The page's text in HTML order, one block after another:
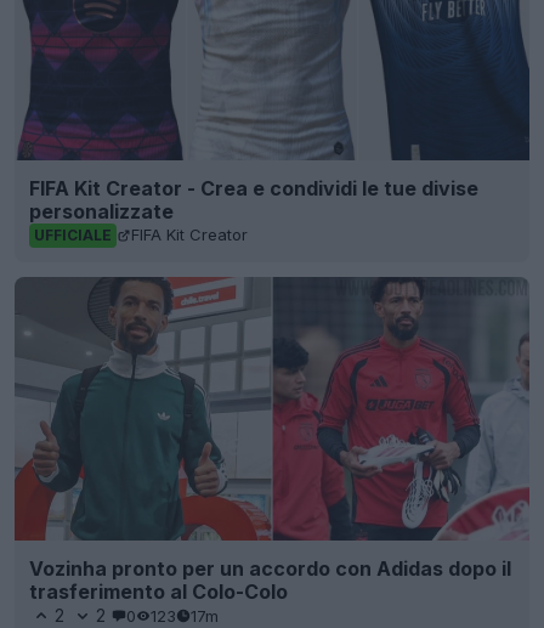
FIFA Kit Creator - Crea e condividi le tue divise
personalizzate
UFFICIALE FIFA Kit Creator
Vozinha pronto per un accordo con Adidas dopo il
trasferimento al Colo-Colo
2 2 0 123 17m